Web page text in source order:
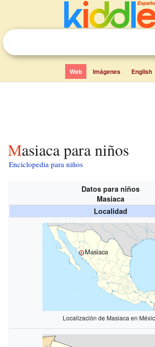
Web Imágenes English
Masiaca para niños
Enciclopedia para niños
Datos para niños
Masiaca
Localidad
Masiaca
Localización de Masiaca en